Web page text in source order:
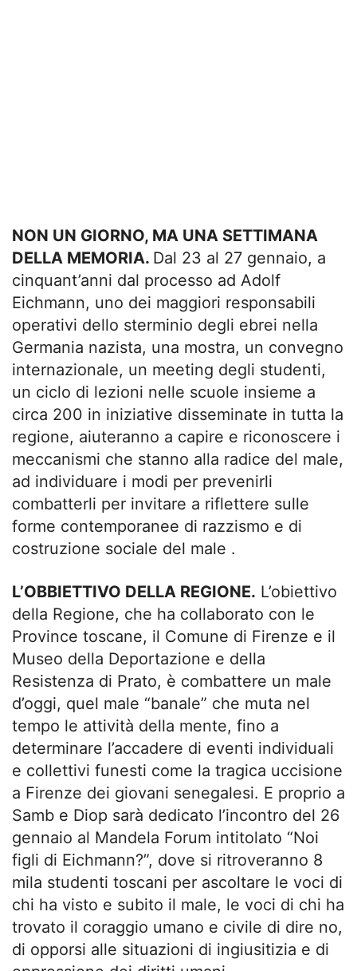
NON UN GIORNO, MA UNA SETTIMANA
DELLA MEMORIA. Dal 23 al 27 gennaio, a
cinquant’anni dal processo ad Adolf
Eichmann, uno dei maggiori responsabili
operativi dello sterminio degli ebrei nella
Germania nazista, una mostra, un convegno
internazionale, un meeting degli studenti,
un ciclo di lezioni nelle scuole insieme a
circa 200 in iniziative disseminate in tutta la
regione, aiuteranno a capire e riconoscere i
meccanismi che stanno alla radice del male,
ad individuare i modi per prevenirli
combatterli per invitare a riflettere sulle
forme contemporanee di razzismo e di
costruzione sociale del male .
L’OBBIETTIVO DELLA REGIONE. L’obiettivo
della Regione, che ha collaborato con le
Province toscane, il Comune di Firenze e il
Museo della Deportazione e della
Resistenza di Prato, è combattere un male
d’oggi, quel male “banale” che muta nel
tempo le attività della mente, fino a
determinare l’accadere di eventi individuali
e collettivi funesti come la tragica uccisione
a Firenze dei giovani senegalesi. E proprio a
Samb e Diop sarà dedicato l’incontro del 26
gennaio al Mandela Forum intitolato “Noi
figli di Eichmann?”, dove si ritroveranno 8
mila studenti toscani per ascoltare le voci di
chi ha visto e subito il male, le voci di chi ha
trovato il coraggio umano e civile di dire no,
di opporsi alle situazioni di ingiusitizia e di